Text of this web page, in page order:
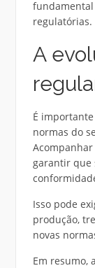
fundamental
regulatórias.
A
É
normas do
garantir que
Isso pode
produção,
novas
Em resumo,